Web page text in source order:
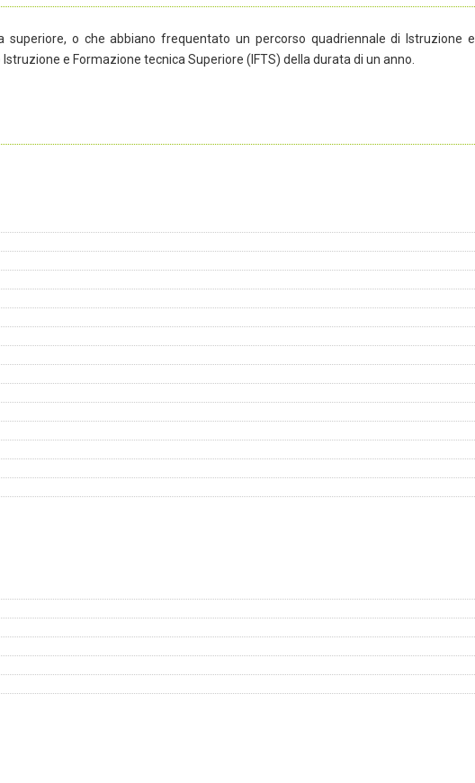
o che abbiano frequentato un percorso quadriennale di Istruzione e
e Formazione tecnica Superiore (IFTS) della durata di un anno.